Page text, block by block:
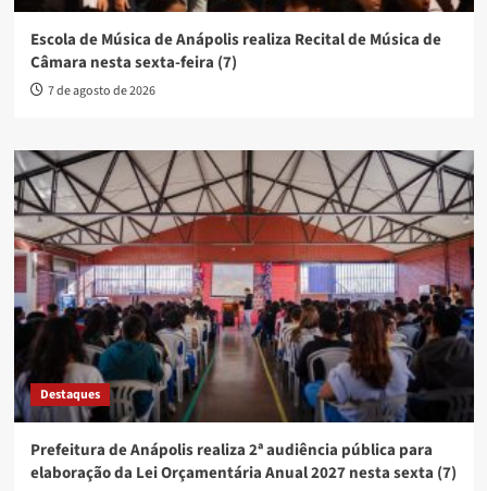
Escola de Música de Anápolis realiza Recital de Música de
Câmara nesta sexta-feira (7)
7 de agosto de 2026
Destaques
Prefeitura de Anápolis realiza 2ª audiência pública para
elaboração da Lei Orçamentária Anual 2027 nesta sexta (7)